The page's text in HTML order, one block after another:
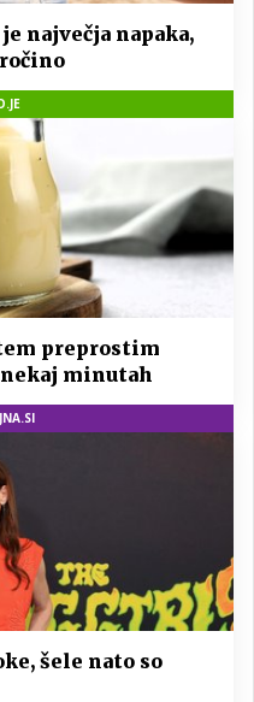
največja napaka,
preprostim
minutah
šele nato so